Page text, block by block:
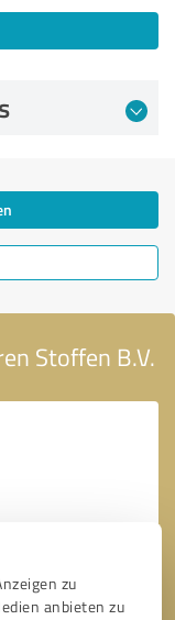
zu
anbieten zu
Stoffen B.V.